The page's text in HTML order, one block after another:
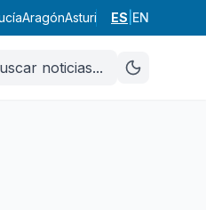
AragónAsturias Illes Balears
ES EN
noticias...